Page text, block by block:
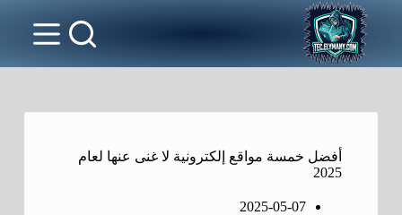
أفضل خمسة مواقع إلكترونية لا غنى عنها لعام
2025
2025-05-07